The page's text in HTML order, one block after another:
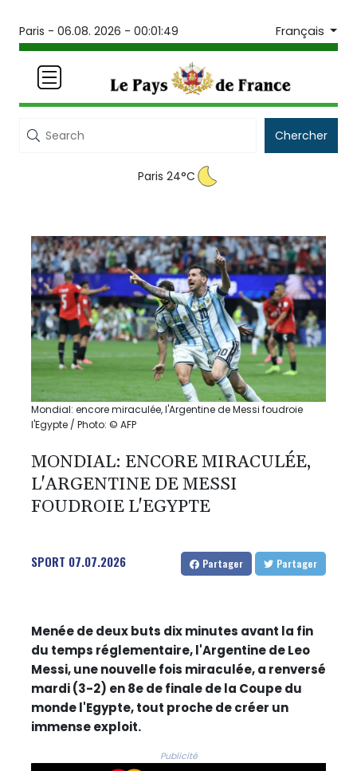
Paris - 06.08. 2026 - 00:01:49 Français
Chercher
Paris 24°C
Mondial: encore miraculée, l'Argentine de Messi foudroie
l'Egypte / Photo: © AFP
MONDIAL: ENCORE MIRACULÉE,
L'ARGENTINE DE MESSI
FOUDROIE L'EGYPTE
SPORT 07.07.2026 Partager Partager
Menée de deux buts dix minutes avant la fin
du temps réglementaire, l'Argentine de Leo
Messi, une nouvelle fois miraculée, a renversé
mardi (3-2) en 8e de finale de la Coupe du
monde l'Egypte, tout proche de créer un
immense exploit.
Publicité